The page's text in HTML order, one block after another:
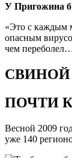
У Пригожина
«Это с каждым
опасным
чем
ПОЧТИ
Весной 2009
уже 140